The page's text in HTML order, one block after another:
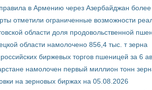
в Армению через Азербайджан более
отметили ограниченные возможности
области доля продовольственной
области намолочено 856,4 тыс. т зерна
биржевых торгов пшеницей за 6
намолочен первый миллион тонн
на зерновых биржах на 05.08.2026